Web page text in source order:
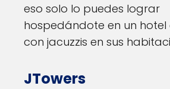
eso solo lo puedes lograr
hospedándote en un hotel
con jacuzzis en sus
JTowers